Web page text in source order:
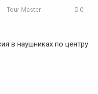
Tour-Master 0
в наушниках по центру